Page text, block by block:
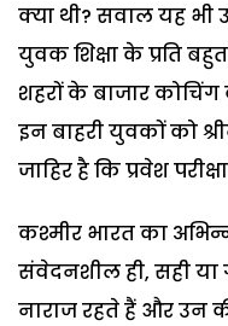
क्या थी? सवाल यह
युवक शिक्षा के प्रति
शहरों के बाजार कोचिंग
इन बाहरी युवकों को
जाहिर है कि प्रवेश
कश्मीर भारत का
संवेदनशील ही, सही
नाराज रहते हैं और उन